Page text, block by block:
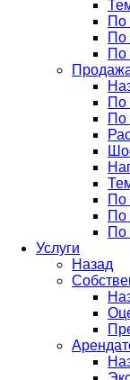
По
По
По
По
По
По
По
По
Услуги
Назад